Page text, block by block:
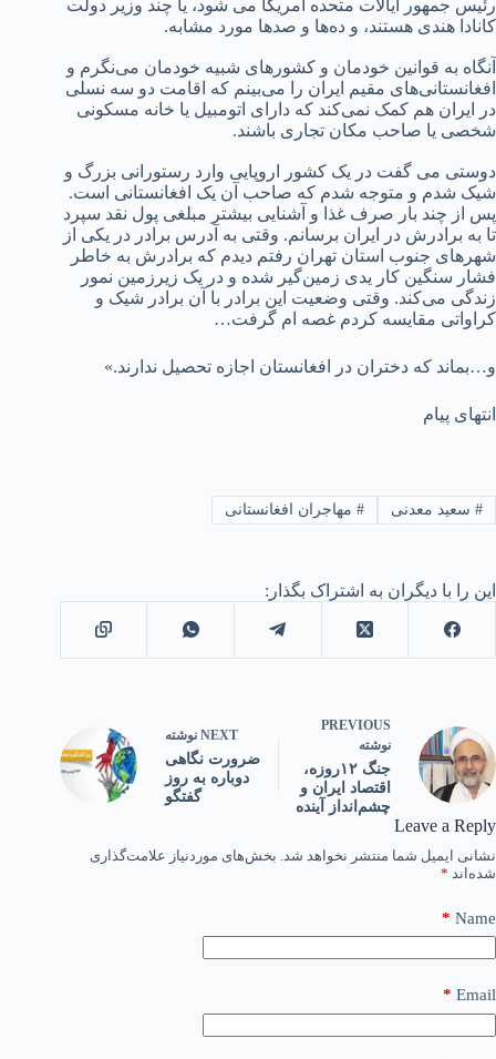
رئیس جمهور ایالات متحده آمریکا می شود، یا چند وزیر دولت
کانادا هندی هستند، و ده‌‌ها و صدها مورد مشابه.
آنگاه به قوانین خودمان و کشورهای شبیه خودمان می‌نگرم و
افغانستانی‌های مقیم ایران را می‌بینم که اقامت دو سه نسلی
در ایران هم کمک نمی‌کند که دارای اتومبیل یا خانه مسکونی
شخصی یا صاحب مکان تجاری باشند.
دوستی می گفت در یک کشور اروپایی وارد رستورانی بزرگ و
شیک شدم و متوجه شدم که صاحب آن یک افغانستانی است.
پس از چند بار صرف غذا و آشنایی بیشتر مبلغی پول نقد سپرد
تا به برادرش در ایران برسانم. وقتی به آدرس برادر در یکی از
شهرهای جنوب استان تهران رفتم دیدم که برادرش به خاطر
فشار سنگین کار یدی زمین‌گیر شده و در یک زیرزمین نمور
زندگی می‌کند. وقتی وضعیت این برادر با آن برادر شیک و
کراواتی مقایسه کردم غصه ام گرفت…
و…بماند که دختران در افغانستان اجازه تحصیل ندارند.»
انتهای پیام
#سعید معدنی #مهاجران افغانستانی
این را با دیگران به اشتراک بگذار:
PREVIOUS
نوشته
جنگ ۱۲روزه،
اقتصاد ایران و
چشم‌انداز آینده
NEXT نوشته
ضرورت نگاهی
دوباره به روز
گفتگو
Leave a Reply
نشانی ایمیل شما منتشر نخواهد شد. بخش‌های موردنیاز علامت‌گذاری
شده‌اند *
Name
*
Email
*